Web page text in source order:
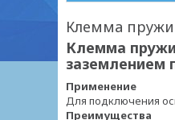
Клемма
Клемма
заземлением
Применение
Для подключения
Преимущества